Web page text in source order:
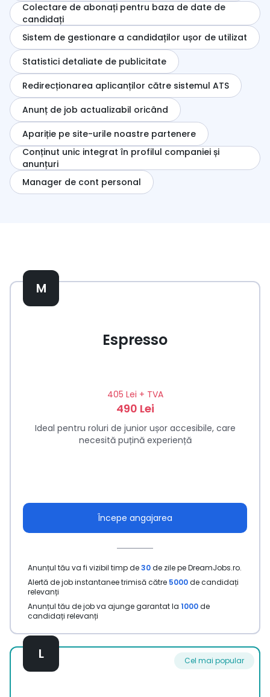
Colectare de abonați pentru baza de date de
candidați
Sistem de gestionare a candidaților ușor de utilizat
Statistici detaliate de publicitate
Redirecționarea aplicanților către sistemul ATS
Anunț de job actualizabil oricând
Apariție pe site-urile noastre partenere
Conținut unic integrat în profilul companiei și
anunțuri
Manager de cont personal
M
Espresso
405 Lei + TVA
490 Lei
Ideal pentru roluri de junior ușor accesibile, care
necesită puțină experiență
Începe angajarea
Anunțul tău va fi vizibil timp de30de zile pe DreamJobs.ro.
Alertă de job instantanee trimisă către 5000de candidați
relevanți
Anunțul tău de job va ajunge garantat la 1000de
candidați relevanți
L Cel mai popular